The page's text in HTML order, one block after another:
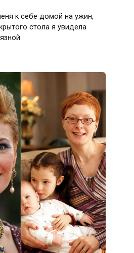
к себе домой на ужин,
стола я увидела